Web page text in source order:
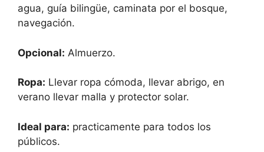
agua, guía bilingüe, caminata por el bosque,
navegación.
Opcional: Almuerzo.
Ropa: Llevar ropa cómoda, llevar abrigo, en
verano llevar malla y protector solar.
Ideal para: practicamente para todos los
públicos.